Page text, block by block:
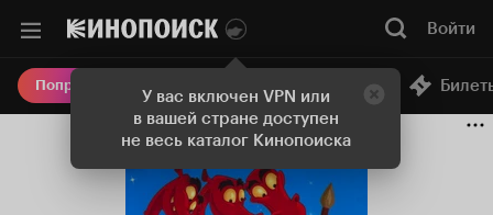
У вас включен VPN или
в вашей стране доступен
не весь каталог Кинопоиска
Войти
Попробовать Плюс Онлайн-кинотеатр